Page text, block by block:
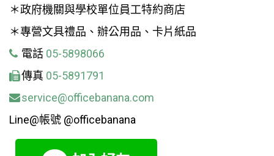
＊政府機關與學校單位員工特約商店
＊專營文具禮品、辦公用品、卡片紙品
電話 05-5898066
傳真 05-5891791
service@officebanana.com
Line@帳號 @officebanana